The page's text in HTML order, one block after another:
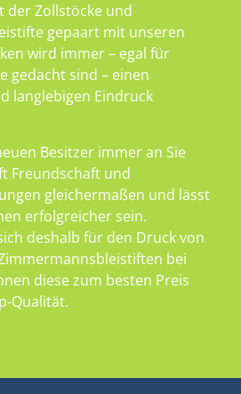
der Zollstöcke und
gepaart mit unseren
wird immer – egal für
gedacht sind – einen
langlebigen Eindruck
Besitzer immer an Sie
Freundschaft und
gleichermaßen und lässt
erfolgreicher sein.
deshalb für den Druck von
bei
diese zum besten Preis
Qualität.